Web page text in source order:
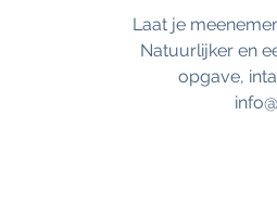
Laat je
Natuurlijker en
opgave,